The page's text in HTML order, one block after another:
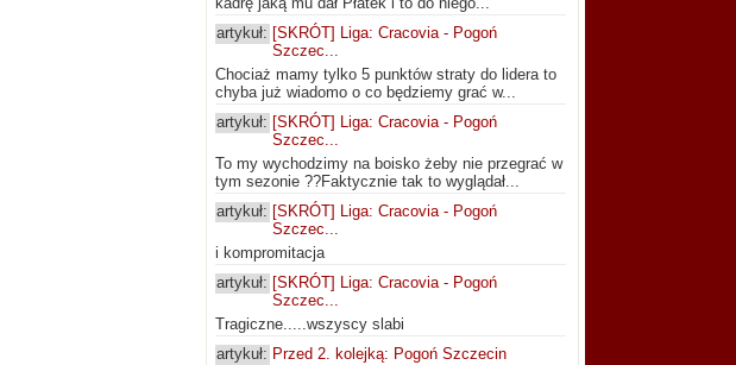
artykuł: [SKRÓT] Liga: Cracovia - Pogoń
Szczec...
Chociaż mamy tylko 5 punktów straty do lidera to
chyba już wiadomo o co będziemy grać w...
artykuł: [SKRÓT] Liga: Cracovia - Pogoń
Szczec...
To my wychodzimy na boisko żeby nie przegrać w
tym sezonie ??Faktycznie tak to wyglądał...
artykuł: [SKRÓT] Liga: Cracovia - Pogoń
Szczec...
i kompromitacja
artykuł: [SKRÓT] Liga: Cracovia - Pogoń
Szczec...
Tragiczne.....wszyscy slabi
artykuł: Przed 2. kolejką: Pogoń Szczecin